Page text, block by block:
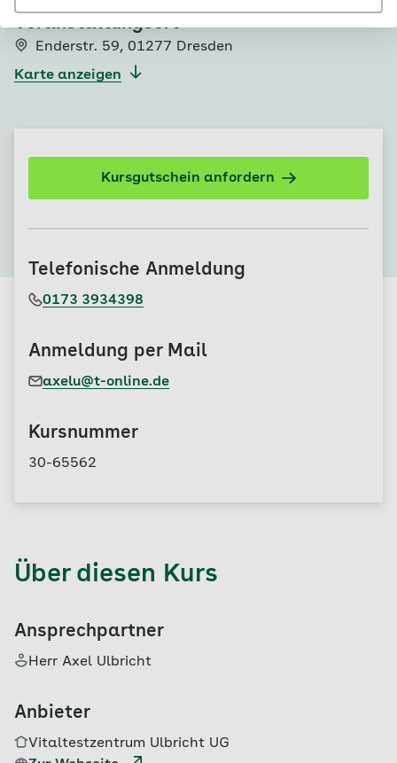
Veranstaltungsort
Enderstr. 59, 01277 Dresden
Karte anzeigen
Kursgutschein anfordern
Telefonische Anmeldung
0173 3934398
Anmeldung per Mail
axelu@t-online.de
Kursnummer
30-65562
Über diesen Kurs
Ansprechpartner
Herr Axel Ulbricht
Anbieter
Vitaltestzentrum Ulbricht UG